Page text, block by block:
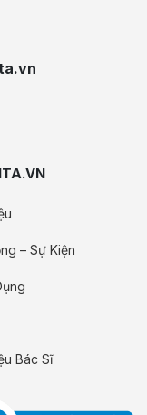
– Sự Kiện
Bác Sĩ